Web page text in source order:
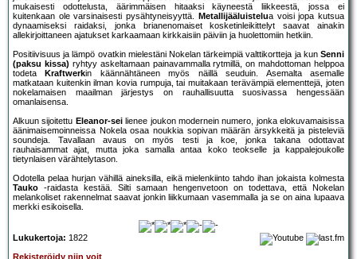
mukaisesti odottelusta, äärimmäisen hitaaksi käyneestä liikkeestä, jossa ei
kuitenkaan ole varsinaisesti pysähtyneisyyttä.
Metallijääluistelua voisi jopa kutsua
dynaamiseksi raidaksi, jonka brianenomaiset kosketinleikittelyt saavat ainakin
allekirjoittaneen ajatukset karkaamaan kirkkaisiin päiviin ja huolettomiin hetkiin.
Positiivisuus ja lämpö ovatkin mielestäni Nokelan tärkeimpiä valttikortteja ja kun Senni
(paksu kissa) ryhtyy askeltamaan painavammalla rytmillä, on mahdottoman helppoa
todeta
Kraftwerkin käännähtäneen myös näillä seuduin. Asemalta asemalle
matkataan kuitenkin ilman kovia rumpuja, tai muitakaan terävämpiä elementtejä, joten
nokelamaisen maailman järjestys on rauhallisuutta suosivassa hengessään
omanlaisensa.
Alkuun sijoitettu Eleanor-seilienee joukon modernein numero, jonka elokuvamaisissa
äänimaisemoinneissa Nokela osaa noukkia sopivan määrän ärsykkeitä ja pisteleviä
soundeja. Tavallaan avaus on myös testi ja koe, jonka takana odottavat
rauhaisammat ajat, mutta joka samalla antaa koko teokselle ja kappalejoukolle
tietynlaisen värähtelytason.
Odotella pelaa hurjan vähillä aineksilla, eikä mielenkiinto tahdo ihan jokaista kolmesta
Tauko -raidasta kestää. Silti samaan hengenvetoon on todettava, että Nokelan
melankoliset rakennelmat saavat jonkin liikkumaan vasemmalla ja se on aina lupaava
merkki esikoisella.
Lukukertoja: 1822
Rekisteröidy niin voit